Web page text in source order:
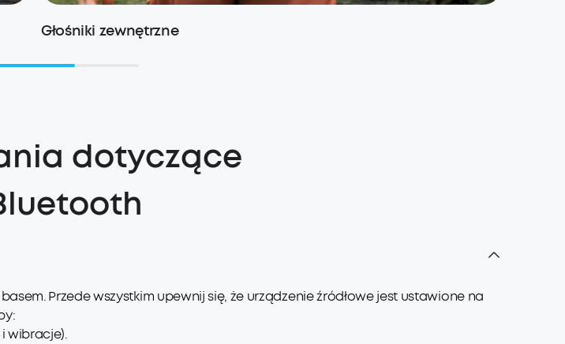
Głośniki zewnętrzne
dotyczące
Przede wszystkim upewnij się, że urządzenie źródłowe jest ustawione na
wibracje).